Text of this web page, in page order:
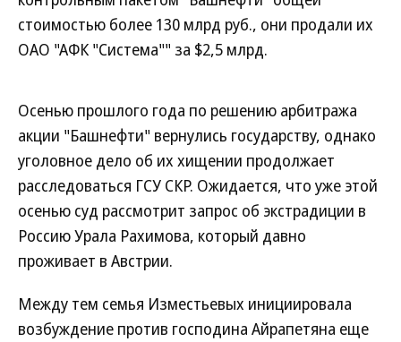
стоимостью более 130 млрд руб., они продали их
ОАО "АФК "Система"" за $2,5 млрд.
Осенью прошлого года по решению арбитража
акции "Башнефти" вернулись государству, однако
уголовное дело об их хищении продолжает
расследоваться ГСУ СКР. Ожидается, что уже этой
осенью суд рассмотрит запрос об экстрадиции в
Россию Урала Рахимова, который давно
проживает в Австрии.
Между тем семья Изместьевых инициировала
возбуждение против господина Айрапетяна еще